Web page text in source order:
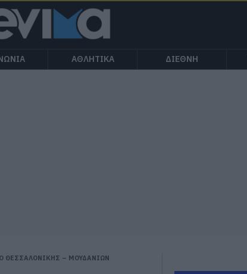
ΑΘΛΗΤΙΚΑ ΔΙΕΘΝΗ
ΘΕΣΣΑΛΟΝΙΚΗΣ – ΜΟΥΔΑΝΙΩΝ